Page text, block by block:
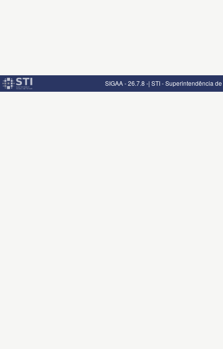
SIGAA - 26.7.8 -| STI - Superintendência